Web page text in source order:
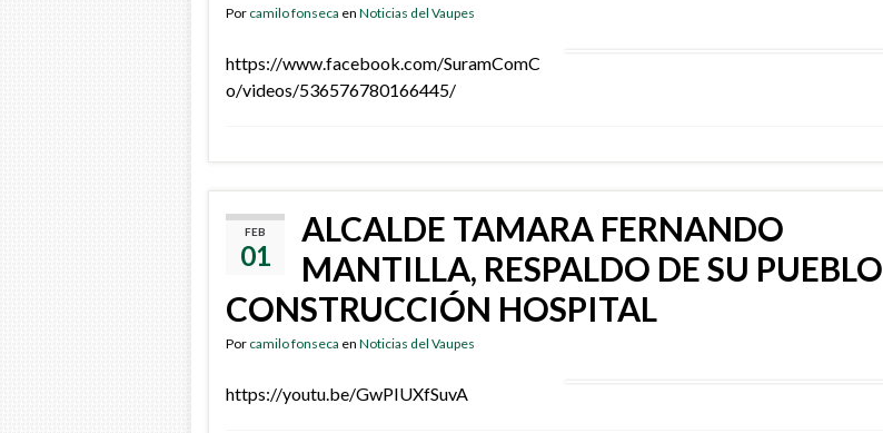
Por camilo fonseca en Noticias del Vaupes
https://www.facebook.com/SuramComC
o/videos/536576780166445/
FEB
01
ALCALDE TAMARA FERNANDO
MANTILLA, RESPALDO DE SU PUEBLO
CONSTRUCCIÓN HOSPITAL
Por camilo fonseca en Noticias del Vaupes
https://youtu.be/GwPIUXfSuvA